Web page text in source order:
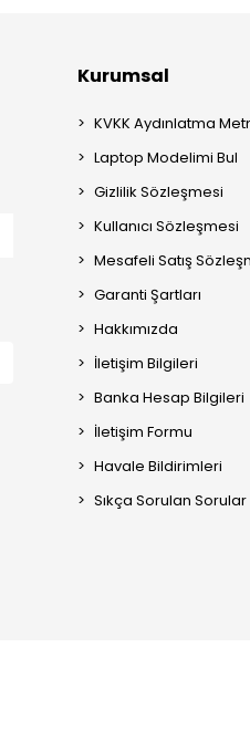
Kurumsal
KVKK Aydınlatma
Laptop Modelimi Bul
Gizlilik Sözleşmesi
Kullanıcı Sözleşmesi
Mesafeli Satış
Garanti Şartları
Hakkımızda
İletişim Bilgileri
Banka Hesap Bilgileri
İletişim Formu
Havale Bildirimleri
Sıkça Sorulan Sorular